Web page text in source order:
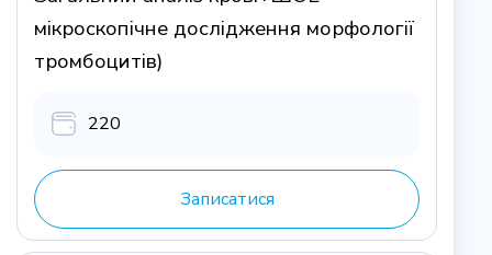
мікроскопічне дослідження морфології
тромбоцитів)
220
Записатися